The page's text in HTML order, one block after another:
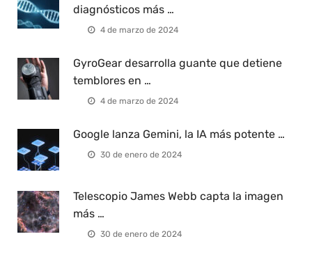
diagnósticos más …
4 de marzo de 2024
GyroGear desarrolla guante que detiene
temblores en …
4 de marzo de 2024
Google lanza Gemini, la IA más potente …
30 de enero de 2024
Telescopio James Webb capta la imagen
más …
30 de enero de 2024